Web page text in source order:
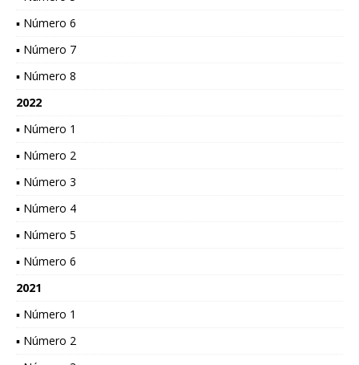
▪ Número 6
▪ Número 7
▪ Número 8
2022
▪ Número 1
▪ Número 2
▪ Número 3
▪ Número 4
▪ Número 5
▪ Número 6
2021
▪ Número 1
▪ Número 2